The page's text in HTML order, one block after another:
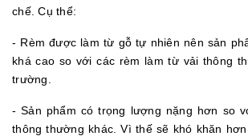
chế. Cụ thể:
- Rèm được làm từ gỗ tự nhiên nên sản
khá cao so với các rèm làm từ vải thông
trường.
- Sản phẩm có trọng lượng nặng hơn so
thông thường khác. Vì thế sẽ khó khăn